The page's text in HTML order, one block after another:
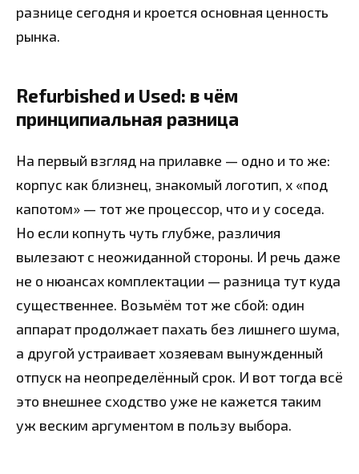
разнице сегодня и кроется основная ценность
рынка.
Refurbished и Used: в чём
принципиальная разница
На первый взгляд на прилавке — одно и то же:
корпус как близнец, знакомый логотип, x «под
капотом» — тот же процессор, что и у соседа.
Но если копнуть чуть глубже, различия
вылезают с неожиданной стороны. И речь даже
не о нюансах комплектации — разница тут куда
существеннее. Возьмём тот же сбой: один
аппарат продолжает пахать без лишнего шума,
а другой устраивает хозяевам вынужденный
отпуск на неопределённый срок. И вот тогда всё
это внешнее сходство уже не кажется таким
уж веским аргументом в пользу выбора.